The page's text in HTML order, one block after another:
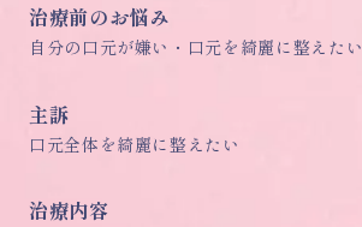
治療前のお悩み
自分の口元が嫌い・口元を綺麗に整えたい
主訴
口元全体を綺麗に整えたい
治療内容